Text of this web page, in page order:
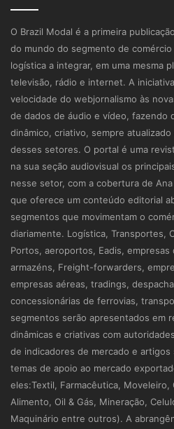
O Brazil Modal é a primeira
do mundo do segmento de
logística a integrar, em uma mesma
televisão, rádio e internet. A
velocidade do webjornalismo às
de dados de áudio e vídeo, fazendo
dinâmico, criativo, sempre
desses setores. O portal é uma
na sua seção audiovisual os
nesse setor, com a cobertura de
que oferece um conteúdo editorial
segmentos que movimentam o
diariamente. Logística, Transportes,
Portos, aeroportos, Eadis, empresas
armazéns, Freight-forwarders,
empresas aéreas, tradings,
concessionárias de ferrovias,
segmentos serão apresentados em
dinâmicas e criativas com
de indicadores de mercado e
temas de apoio ao mercado
eles:Textil, Farmacêutica, Moveleiro,
Alimento, Oil & Gás, Mineração,
Maquinário entre outros). A